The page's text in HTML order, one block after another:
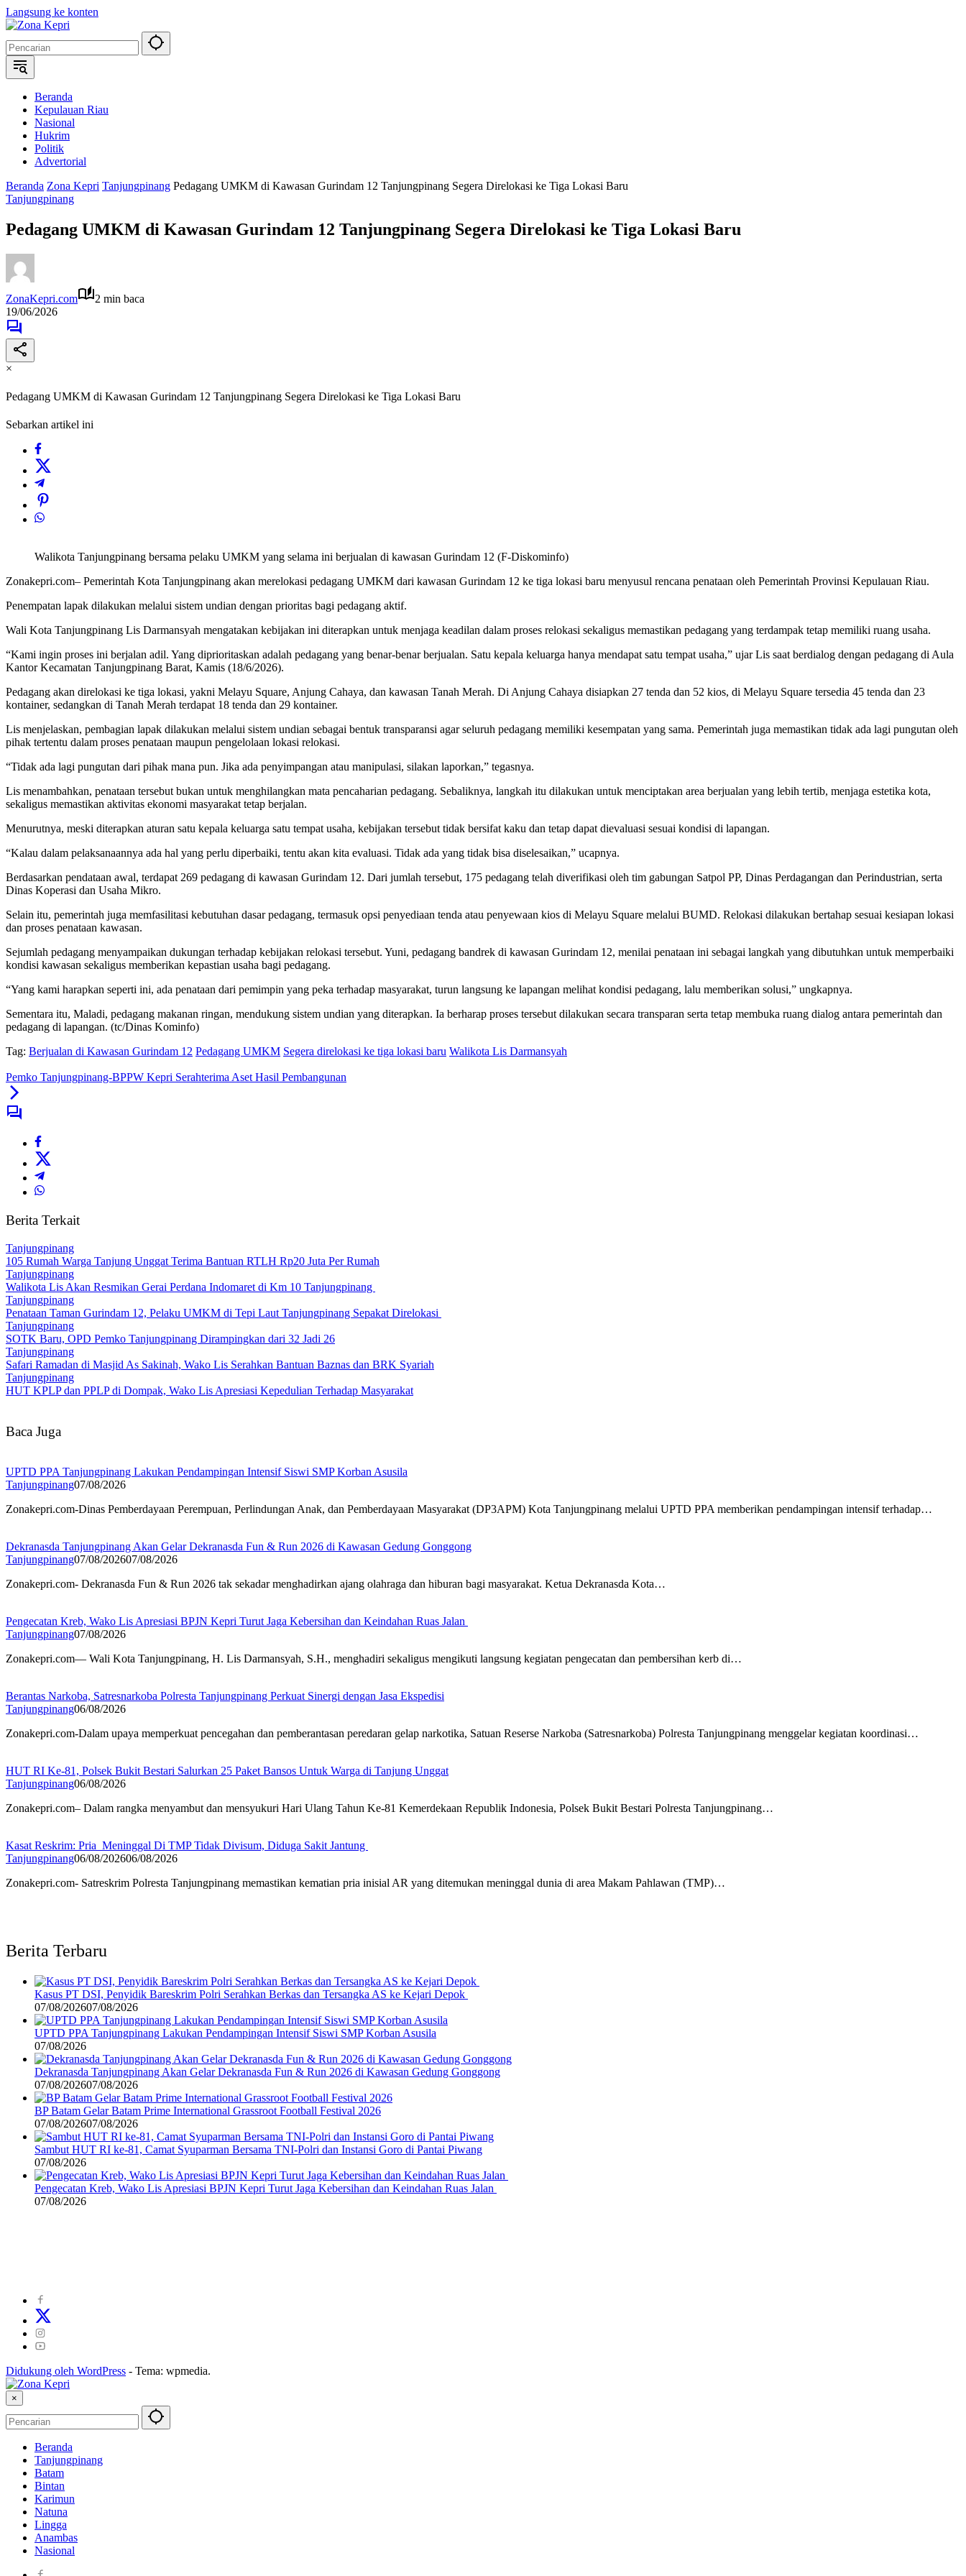
Langsung ke konten
Beranda
Kepulauan Riau
Nasional
Hukrim
Politik
Advertorial
Beranda Zona Kepri Tanjungpinang Pedagang UMKM di Kawasan Gurindam 12 Tanjungpinang Segera Direlokasi ke Tiga Lokasi Baru
Tanjungpinang
Pedagang UMKM di Kawasan Gurindam 12 Tanjungpinang Segera Direlokasi ke Tiga Lokasi Baru
ZonaKepri.com
2 min baca
19/06/2026
×
Pedagang UMKM di Kawasan Gurindam 12 Tanjungpinang Segera Direlokasi ke Tiga Lokasi Baru
Sebarkan artikel ini
Walikota Tanjungpinang bersama pelaku UMKM yang selama ini berjualan di kawasan Gurindam 12 (F-Diskominfo)
Zonakepri.com– Pemerintah Kota Tanjungpinang akan merelokasi pedagang UMKM dari kawasan Gurindam 12 ke tiga lokasi baru menyusul rencana penataan oleh Pemerintah Provinsi Kepulauan Riau.
Penempatan lapak dilakukan melalui sistem undian dengan prioritas bagi pedagang aktif.
Wali Kota Tanjungpinang Lis Darmansyah mengatakan kebijakan ini diterapkan untuk menjaga keadilan dalam proses relokasi sekaligus memastikan pedagang yang terdampak tetap memiliki ruang usaha.
“Kami ingin proses ini berjalan adil. Yang diprioritaskan adalah pedagang yang benar-benar berjualan. Satu kepala keluarga hanya mendapat satu tempat usaha,” ujar Lis saat berdialog dengan pedagang di Aula
Kantor Kecamatan Tanjungpinang Barat, Kamis (18/6/2026).
Pedagang akan direlokasi ke tiga lokasi, yakni Melayu Square, Anjung Cahaya, dan kawasan Tanah Merah. Di Anjung Cahaya disiapkan 27 tenda dan 52 kios, di Melayu Square tersedia 45 tenda dan 23
kontainer, sedangkan di Tanah Merah terdapat 18 tenda dan 29 kontainer.
Lis menjelaskan, pembagian lapak dilakukan melalui sistem undian sebagai bentuk transparansi agar seluruh pedagang memiliki kesempatan yang sama. Pemerintah juga memastikan tidak ada lagi pungutan oleh
pihak tertentu dalam proses penataan maupun pengelolaan lokasi relokasi.
“Tidak ada lagi pungutan dari pihak mana pun. Jika ada penyimpangan atau manipulasi, silakan laporkan,” tegasnya.
Lis menambahkan, penataan tersebut bukan untuk menghilangkan mata pencaharian pedagang. Sebaliknya, langkah itu dilakukan untuk menciptakan area berjualan yang lebih tertib, menjaga estetika kota,
sekaligus memastikan aktivitas ekonomi masyarakat tetap berjalan.
Menurutnya, meski diterapkan aturan satu kepala keluarga satu tempat usaha, kebijakan tersebut tidak bersifat kaku dan tetap dapat dievaluasi sesuai kondisi di lapangan.
“Kalau dalam pelaksanaannya ada hal yang perlu diperbaiki, tentu akan kita evaluasi. Tidak ada yang tidak bisa diselesaikan,” ucapnya.
Berdasarkan pendataan awal, terdapat 269 pedagang di kawasan Gurindam 12. Dari jumlah tersebut, 175 pedagang telah diverifikasi oleh tim gabungan Satpol PP, Dinas Perdagangan dan Perindustrian, serta
Dinas Koperasi dan Usaha Mikro.
Selain itu, pemerintah juga memfasilitasi kebutuhan dasar pedagang, termasuk opsi penyediaan tenda atau penyewaan kios di Melayu Square melalui BUMD. Relokasi dilakukan bertahap sesuai kesiapan lokasi
dan proses penataan kawasan.
Sejumlah pedagang menyampaikan dukungan terhadap kebijakan relokasi tersebut. Yuni, pedagang bandrek di kawasan Gurindam 12, menilai penataan ini sebagai langkah yang dibutuhkan untuk memperbaiki
kondisi kawasan sekaligus memberikan kepastian usaha bagi pedagang.
“Yang kami harapkan seperti ini, ada penataan dari pemimpin yang peka terhadap masyarakat, turun langsung ke lapangan melihat kondisi pedagang, lalu memberikan solusi,” ungkapnya.
Sementara itu, Maladi, pedagang makanan ringan, mendukung sistem undian yang diterapkan. Ia berharap proses tersebut dilakukan secara transparan serta tetap membuka ruang dialog antara pemerintah dan
pedagang di lapangan. (tc/Dinas Kominfo)
Tag: Berjualan di Kawasan Gurindam 12 Pedagang UMKM Segera direlokasi ke tiga lokasi baru Walikota Lis Darmansyah
Pemko Tanjungpinang-BPPW Kepri Serahterima Aset Hasil Pembangunan
Berita Terkait
Tanjungpinang
105 Rumah Warga Tanjung Unggat Terima Bantuan RTLH Rp20 Juta Per Rumah
Tanjungpinang
Walikota Lis Akan Resmikan Gerai Perdana Indomaret di Km 10 Tanjungpinang
Tanjungpinang
Penataan Taman Gurindam 12, Pelaku UMKM di Tepi Laut Tanjungpinang Sepakat Direlokasi
Tanjungpinang
SOTK Baru, OPD Pemko Tanjungpinang Dirampingkan dari 32 Jadi 26
Tanjungpinang
Safari Ramadan di Masjid As Sakinah, Wako Lis Serahkan Bantuan Baznas dan BRK Syariah
Tanjungpinang
HUT KPLP dan PPLP di Dompak, Wako Lis Apresiasi Kepedulian Terhadap Masyarakat
Baca Juga
UPTD PPA Tanjungpinang Lakukan Pendampingan Intensif Siswi SMP Korban Asusila
Tanjungpinang07/08/2026
Zonakepri.com-Dinas Pemberdayaan Perempuan, Perlindungan Anak, dan Pemberdayaan Masyarakat (DP3APM) Kota Tanjungpinang melalui UPTD PPA memberikan pendampingan intensif terhadap…
Dekranasda Tanjungpinang Akan Gelar Dekranasda Fun & Run 2026 di Kawasan Gedung Gonggong
Tanjungpinang07/08/202607/08/2026
Zonakepri.com- Dekranasda Fun & Run 2026 tak sekadar menghadirkan ajang olahraga dan hiburan bagi masyarakat. Ketua Dekranasda Kota…
Pengecatan Kreb, Wako Lis Apresiasi BPJN Kepri Turut Jaga Kebersihan dan Keindahan Ruas Jalan
Tanjungpinang07/08/2026
Zonakepri.com— Wali Kota Tanjungpinang, H. Lis Darmansyah, S.H., menghadiri sekaligus mengikuti langsung kegiatan pengecatan dan pembersihan kerb di…
Berantas Narkoba, Satresnarkoba Polresta Tanjungpinang Perkuat Sinergi dengan Jasa Ekspedisi
Tanjungpinang06/08/2026
Zonakepri.com-Dalam upaya memperkuat pencegahan dan pemberantasan peredaran gelap narkotika, Satuan Reserse Narkoba (Satresnarkoba) Polresta Tanjungpinang menggelar kegiatan koordinasi…
HUT RI Ke-81, Polsek Bukit Bestari Salurkan 25 Paket Bansos Untuk Warga di Tanjung Unggat
Tanjungpinang06/08/2026
Zonakepri.com– Dalam rangka menyambut dan mensyukuri Hari Ulang Tahun Ke-81 Kemerdekaan Republik Indonesia, Polsek Bukit Bestari Polresta Tanjungpinang…
Kasat Reskrim: Pria Meninggal Di TMP Tidak Divisum, Diduga Sakit Jantung
Tanjungpinang06/08/202606/08/2026
Zonakepri.com- Satreskrim Polresta Tanjungpinang memastikan kematian pria inisial AR yang ditemukan meninggal dunia di area Makam Pahlawan (TMP)…
Berita Terbaru
Kasus PT DSI, Penyidik Bareskrim Polri Serahkan Berkas dan Tersangka AS ke Kejari Depok
07/08/202607/08/2026
UPTD PPA Tanjungpinang Lakukan Pendampingan Intensif Siswi SMP Korban Asusila
07/08/2026
Dekranasda Tanjungpinang Akan Gelar Dekranasda Fun & Run 2026 di Kawasan Gedung Gonggong
07/08/202607/08/2026
BP Batam Gelar Batam Prime International Grassroot Football Festival 2026
07/08/202607/08/2026
Sambut HUT RI ke-81, Camat Syuparman Bersama TNI-Polri dan Instansi Goro di Pantai Piwang
07/08/2026
Pengecatan Kreb, Wako Lis Apresiasi BPJN Kepri Turut Jaga Kebersihan dan Keindahan Ruas Jalan
07/08/2026
Didukung oleh WordPress - Tema: wpmedia.
×
Beranda
Tanjungpinang
Batam
Bintan
Karimun
Natuna
Lingga
Anambas
Nasional